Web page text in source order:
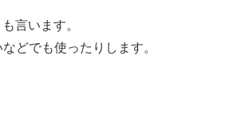
言います。
どでも使ったりします。